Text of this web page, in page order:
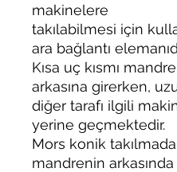
makinelere
takılabilmesi için
ara bağlantı
Kısa uç kısmı
arkasına girerken,
diğer tarafı ilgili
yerine geçmektedir.
Mors konik
mandrenin arkasında